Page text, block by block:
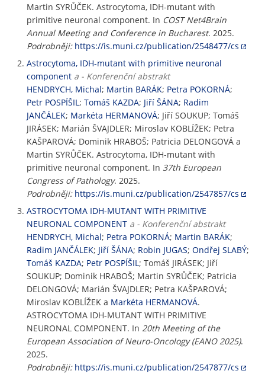
Martin SYRŮČEK. Astrocytoma, IDH-mutant with
primitive neuronal component. In COST Net4Brain
Annual Meeting and Conference in Bucharest. 2025.
Podrobněji: https://is.muni.cz/publication/2548477/cs
Astrocytoma, IDH-mutant with primitive neuronal
component a - Konferenční abstrakt
HENDRYCH, Michal; Martin BARÁK; Petra POKORNÁ;
Petr POSPÍŠIL ; Tomáš KAZDA; Jiří ŠÁNA; Radim
JANČÁLEK; Markéta HERMANOVÁ; Jiří SOUKUP; Tomáš
JIRÁSEK; Marián ŠVAJDLER; Miroslav KOBLÍŽEK; Petra
KAŠPAROVÁ; Dominik HRABOŠ; Patricia DELONGOVÁ a
Martin SYRŮČEK. Astrocytoma, IDH-mutant with
primitive neuronal component. In 37th European
Congress of Pathology. 2025.
Podrobněji: https://is.muni.cz/publication/2547857/cs
ASTROCYTOMA IDH-MUTANT WITH PRIMITIVE
NEURONAL COMPONENT a - Konferenční abstrakt
HENDRYCH, Michal; Petra POKORNÁ; Martin BARÁK;
Radim JANČÁLEK; Jiří ŠÁNA; Robin JUGAS; Ondřej SLABÝ;
Tomáš KAZDA; Petr POSPÍŠIL ; Tomáš JIRÁSEK; Jiří
SOUKUP; Dominik HRABOŠ; Martin SYRŮČEK; Patricia
DELONGOVÁ; Marián ŠVAJDLER; Petra KAŠPAROVÁ;
Miroslav KOBLÍŽEK a Markéta HERMANOVÁ.
ASTROCYTOMA IDH-MUTANT WITH PRIMITIVE
NEURONAL COMPONENT. In 20th Meeting of the
European Association of Neuro-Oncology (EANO 2025).
2025.
Podrobněji: https://is.muni.cz/publication/2547877/cs